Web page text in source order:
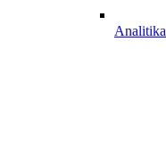
Analitika